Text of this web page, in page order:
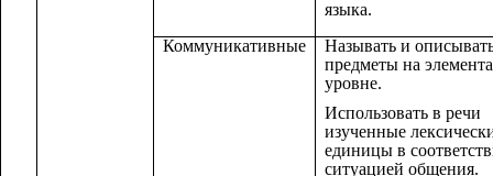
языка.
Коммуникативные
Называть и
предметы на
уровне.
Использовать в речи
изученные
единицы в
ситуацией общения.